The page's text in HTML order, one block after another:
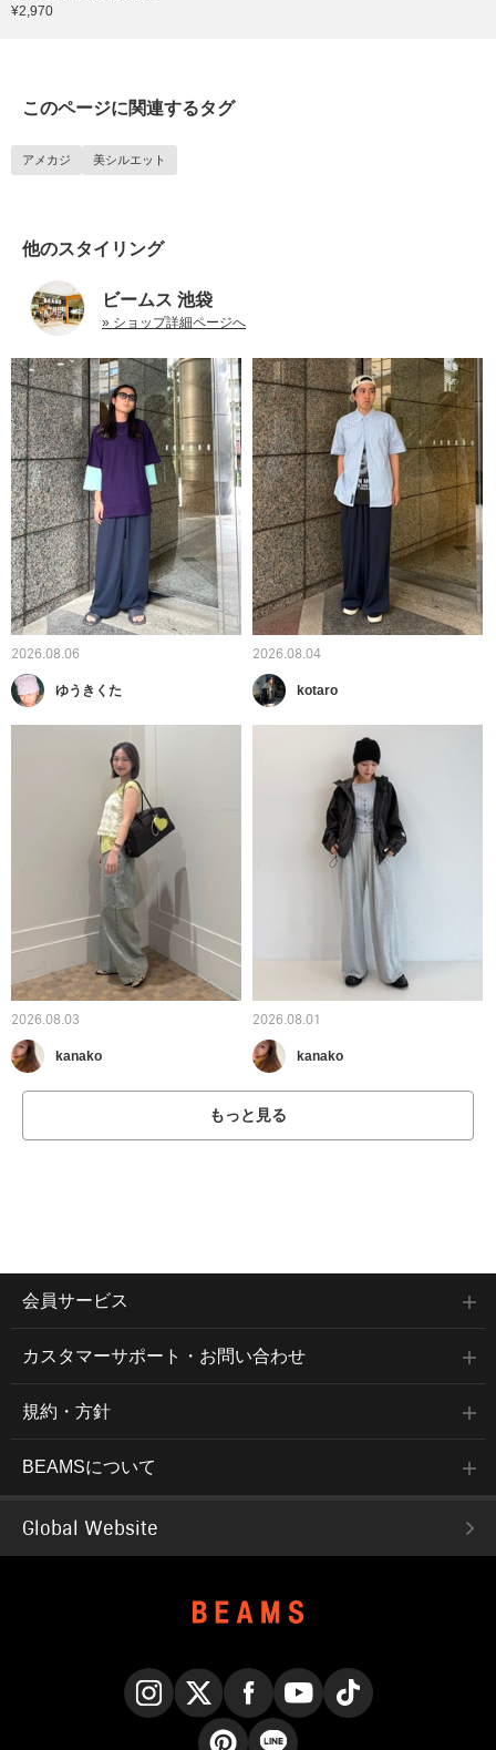
¥2,970
このページに関連するタグ
アメカジ 美シルエット
他のスタイリング
ビームス 池袋
» ショップ詳細ページへ
2026.08.06
ゆうきくた
2026.08.04
kotaro
2026.08.03
kanako
2026.08.01
kanako
もっと見る
会員サービス
カスタマーサポート・お問い合わせ
規約・方針
BEAMSについて
Global Website